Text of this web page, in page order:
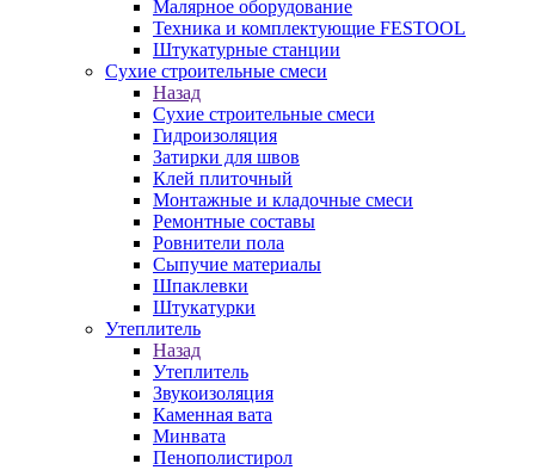
Малярное оборудование
Техника и комплектующие FESTOOL
Штукатурные станции
Сухие строительные смеси
Назад
Сухие строительные смеси
Гидроизоляция
Затирки для швов
Клей плиточный
Монтажные и кладочные смеси
Ремонтные составы
Ровнители пола
Сыпучие материалы
Шпаклевки
Штукатурки
Утеплитель
Назад
Утеплитель
Звукоизоляция
Каменная вата
Минвата
Пенополистирол